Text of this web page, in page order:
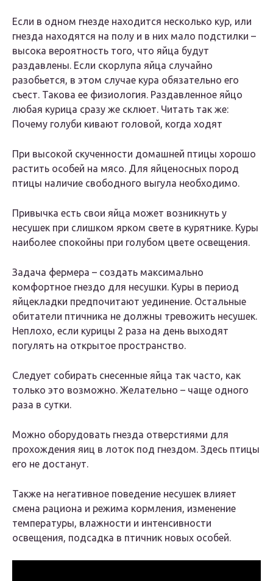
Если в одном гнезде находится несколько кур, или
гнезда находятся на полу и в них мало подстилки –
высока вероятность того, что яйца будут
раздавлены. Если скорлупа яйца случайно
разобьется, в этом случае кура обязательно его
съест. Такова ее физиология. Раздавленное яйцо
любая курица сразу же склюет. Читать так же:
Почему голуби кивают головой, когда ходят
При высокой скученности домашней птицы хорошо
растить особей на мясо. Для яйценосных пород
птицы наличие свободного выгула необходимо.
Привычка есть свои яйца может возникнуть у
несушек при слишком ярком свете в курятнике. Куры
наиболее спокойны при голубом цвете освещения.
Задача фермера – создать максимально
комфортное гнездо для несушки. Куры в период
яйцекладки предпочитают уединение. Остальные
обитатели птичника не должны тревожить несушек.
Неплохо, если курицы 2 раза на день выходят
погулять на открытое пространство.
Следует собирать снесенные яйца так часто, как
только это возможно. Желательно – чаще одного
раза в сутки.
Можно оборудовать гнезда отверстиями для
прохождения яиц в лоток под гнездом. Здесь птицы
его не достанут.
Также на негативное поведение несушек влияет
смена рациона и режима кормления, изменение
температуры, влажности и интенсивности
освещения, подсадка в птичник новых особей.